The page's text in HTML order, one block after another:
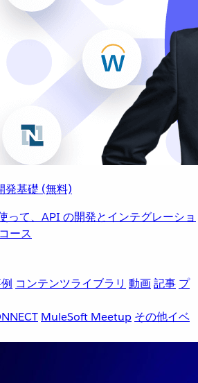
基礎 (無料)
て、API の開発とインテグレーショ
ース
コンテンツライブラリ 動画記事 プ
MuleSoft Meetup その他イベ